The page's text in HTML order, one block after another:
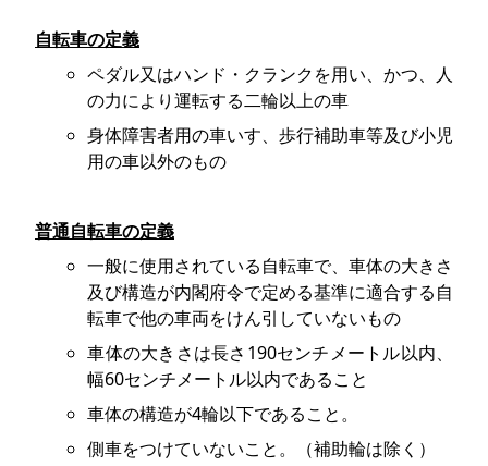
自転車の定義
ペダル又はハンド・クランクを用い、かつ、人
の力により運転する二輪以上の車
身体障害者用の車いす、歩行補助車等及び小児
用の車以外のもの
普通自転車の定義
一般に使用されている自転車で、車体の大きさ
及び構造が内閣府令で定める基準に適合する自
転車で他の車両をけん引していないもの
車体の大きさは長さ190センチメートル以内、
幅60センチメートル以内であること
車体の構造が4輪以下であること。
側車をつけていないこと。（補助輪は除く）